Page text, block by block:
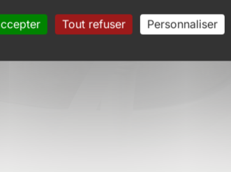
2023
Tout refuser Personnaliser